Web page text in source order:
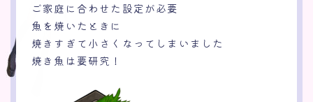
ご家庭に合わせた設定が必要
魚を焼いたときに
焼きすぎて小さくなってしまいました
焼き魚は要研究！